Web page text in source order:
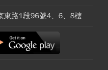
東路1段96號4、6、8樓